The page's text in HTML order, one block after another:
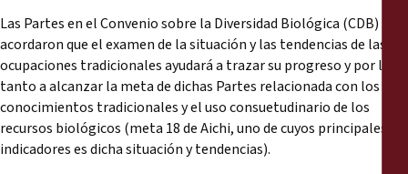
Las Partes en el Convenio sobre la Diversidad Biológica (CDB)
acordaron que el examen de la situación y las tendencias de las
ocupaciones tradicionales ayudará a trazar su progreso y por lo
tanto a alcanzar la meta de dichas Partes relacionada con los
conocimientos tradicionales y el uso consuetudinario de los
recursos biológicos (meta 18 de Aichi, uno de cuyos principales
indicadores es dicha situación y tendencias).